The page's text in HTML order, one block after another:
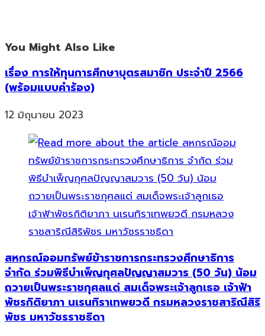
You Might Also Like
เรื่อง การให้ทุนการศึกษาบุตรสมาชิก ประจำปี 2566
(พร้อมแบบคำร้อง)
12 มิถุนายน 2023
สหกรณ์ออมทรัพย์ข้าราชการกระทรวงศึกษาธิการ
จำกัด ร่วมพิธีบำเพ็ญกุศลปัญญาสมวาร (50 วัน) น้อม
ถวายเป็นพระราชกุศลแด่ สมเด็จพระเจ้าลูกเธอ เจ้าฟ้า
พัชรกิติยาภา นเรนทิราเทพยวดี กรมหลวงราชสาริณีสิริ
พัชร มหาวัชรราชธิดา